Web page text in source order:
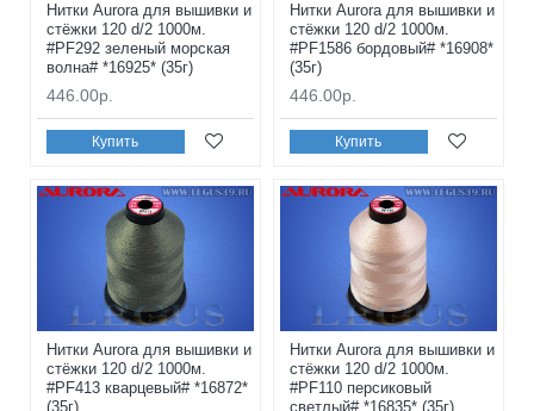
Нитки Aurora для вышивки и
стёжки 120 d/2 1000м.
#PF292 зеленый морская
волна# *16925* (35г)
446.00р.
Купить
Нитки Aurora для вышивки и
стёжки 120 d/2 1000м.
#PF1586 бордовый# *16908*
(35г)
446.00р.
Купить
Нитки Aurora для вышивки и
стёжки 120 d/2 1000м.
#PF413 кварцевый# *16872*
(35г)
Нитки Aurora для вышивки и
стёжки 120 d/2 1000м.
#PF110 персиковый
светлый# *16835* (35г)